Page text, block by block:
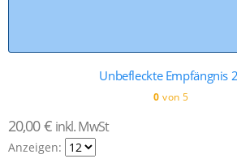
Unbefleckte Empfängnis
0 von 5
20,00€ inkl. MwSt
Anzeigen: